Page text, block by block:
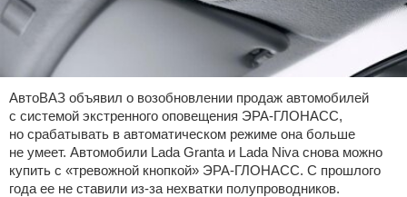
АвтоВАЗ объявил о возобновлении продаж автомобилей
с системой экстренного оповещения ЭРА-ГЛОНАСС,
но срабатывать в автоматическом режиме она больше
не умеет. Автомобили Lada Granta и Lada Niva снова можно
купить с «тревожной кнопкой» ЭРА-ГЛОНАСС. С прошлого
года ее не ставили из-за нехватки полупроводников.